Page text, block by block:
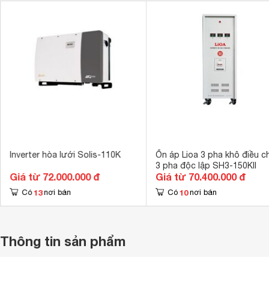
Inverter hòa lưới Solis-110K
Giá từ 72.000.000 đ
Có 13 nơi bán
Ổn áp Lioa 3 pha khô điều
3 pha độc lập SH3-150KII
Giá từ 70.400.000 đ
Có 10 nơi bán
Thông tin sản phẩm